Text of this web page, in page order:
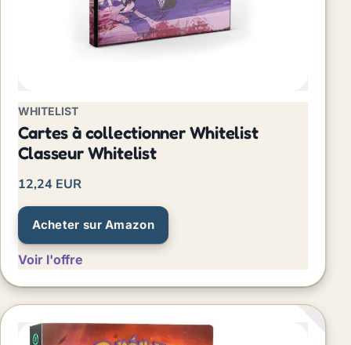
WHITELIST
Cartes à collectionner Whitelist
Classeur Whitelist
12,24 EUR
Acheter sur Amazon
Voir l'offre